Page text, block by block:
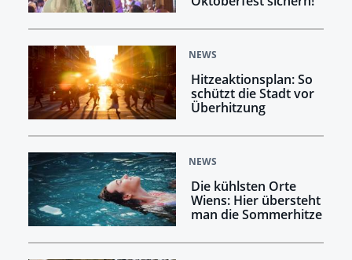
NEWS
Hitzeaktionsplan: So
schützt die Stadt vor
Überhitzung
NEWS
Die kühlsten Orte
Wiens: Hier übersteht
man die Sommerhitze